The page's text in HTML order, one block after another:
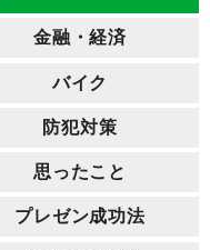
金融・経済
バイク
防犯対策
思ったこと
プレゼン成功法